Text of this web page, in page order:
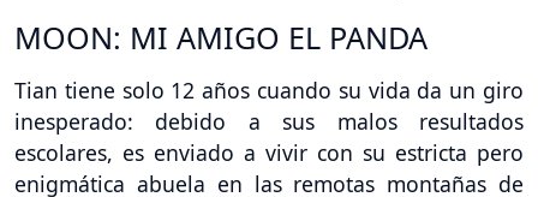
MOON: MI AMIGO EL PANDA
Tian tiene solo 12 años cuando su vida da un giro
inesperado: debido a sus malos resultados
escolares, es enviado a vivir con su estricta pero
enigmática abuela en las remotas montañas de